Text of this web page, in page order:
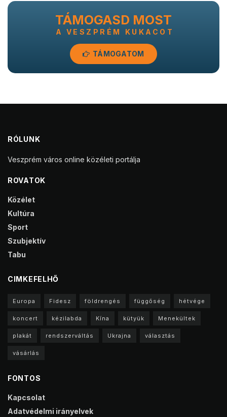
TÁMOGASD MOST
A VESZPRÉM KUKACOT
TÁMOGATOM
RÓLUNK
Veszprém város online közéleti portálja
ROVATOK
Közélet
Kultúra
Sport
Szubjektív
Tabu
CIMKEFELHŐ
Europa Fidesz földrengés függőség hétvége
koncert kézilabda Kína kütyük Menekültek
plakát rendszerváltás Ukrajna választás
vásárlás
FONTOS
Kapcsolat
Adatvédelmi irányelvek